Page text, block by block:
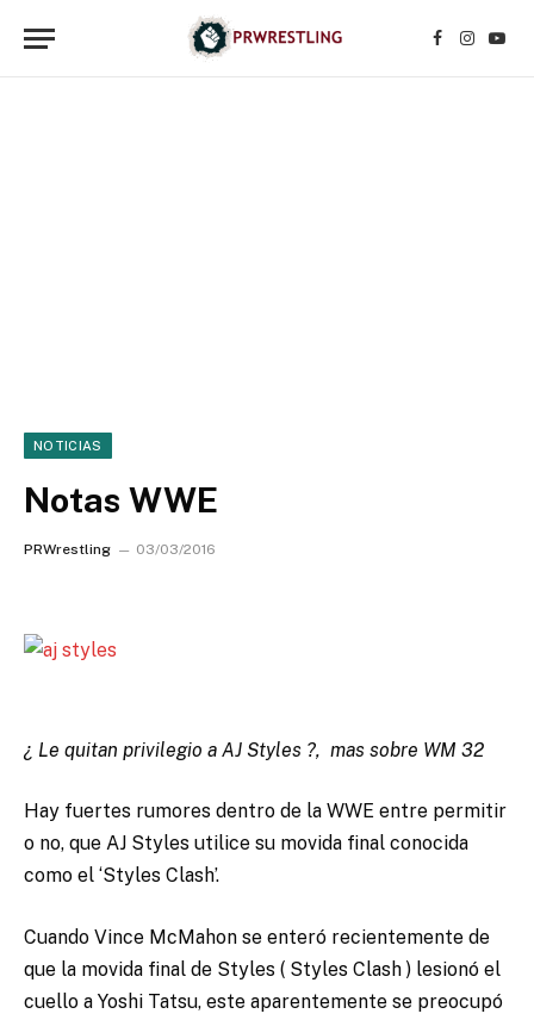
Facebook
NOTICIAS
Notas WWE
PRWrestling 03/03/2016
¿ Le quitan privilegio a AJ Styles ?, mas sobre WM 32
Hay fuertes rumores dentro de la WWE entre permitir
o no, que AJ Styles utilice su movida final conocida
como el ‘Styles Clash’.
Cuando Vince McMahon se enteró recientemente de
que la movida final de Styles ( Styles Clash ) lesionó el
cuello a Yoshi Tatsu, este aparentemente se preocupó